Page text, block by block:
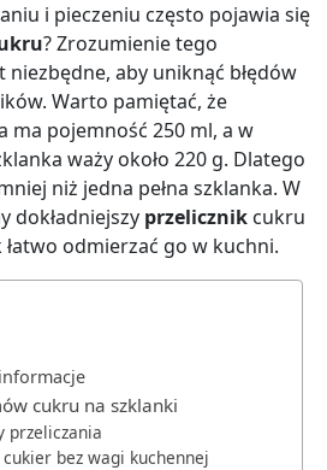
i pieczeniu często pojawia się
? Zrozumienie tego
aby uniknąć błędów
Warto pamiętać, że
ma pojemność 250 ml, a w
waży około 220 g. Dlatego
niż jedna pełna szklanka. W
dokładniejszy przelicznik cukru
odmierzać go w kuchni.
cukru na szklanki
przeliczania
cukier bez wagi kuchennej